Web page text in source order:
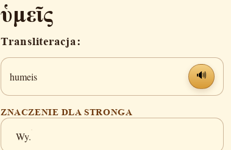
ὑμεῖς
Transliteracja:
humeis 🔊
ZNACZENIE DLA STRONGA
Wy.